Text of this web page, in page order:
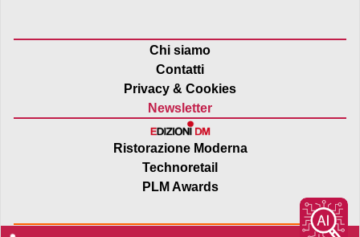
Chi siamo
Contatti
Privacy & Cookies
Newsletter
Ristorazione Moderna
Technoretail
PLM Awards